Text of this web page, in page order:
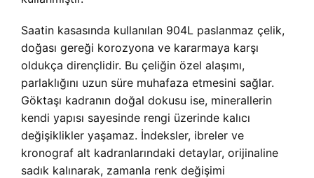
Saatin kasasında kullanılan 904L paslanmaz çelik,
doğası gereği korozyona ve kararmaya karşı
oldukça dirençlidir. Bu çeliğin özel alaşımı,
parlaklığını uzun süre muhafaza etmesini sağlar.
Göktaşı kadranın doğal dokusu ise, minerallerin
kendi yapısı sayesinde rengi üzerinde kalıcı
değişiklikler yaşamaz. İndeksler, ibreler ve
kronograf alt kadranlarındaki detaylar, orijinaline
sadık kalınarak, zamanla renk değişimi